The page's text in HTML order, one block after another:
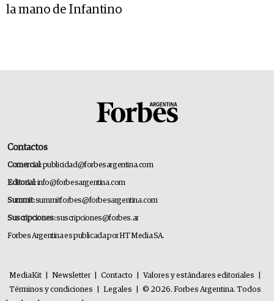
la mano de Infantino
Contactos
Comercial:publicidad@forbesargentina.com
Editorial:info@forbesargentina.com
Summit:summitforbes@forbesargentina.com
Suscripciones:suscripciones@forbes.ar
Forbes Argentina es publicada por HT Media SA.
MediaKit Newsletter Contacto Valores y estándares editoriales
Términos y condiciones
Legales
© 2026. Forbes Argentina. Todos